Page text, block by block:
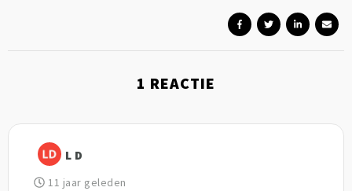
1 REACTIE
L D
11 jaar geleden